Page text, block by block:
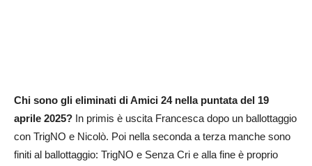
Chi sono gli eliminati di Amici 24 nella puntata del 19
aprile 2025? In primis è uscita Francesca dopo un ballottaggio
con TrigNO e Nicolò. Poi nella seconda a terza manche sono
finiti al ballottaggio: TrigNO e Senza Cri e alla fine è proprio